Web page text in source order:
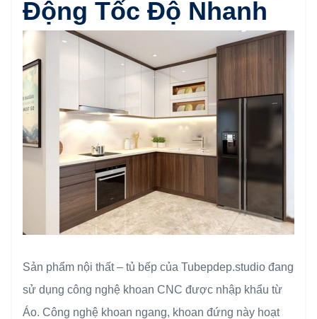
Động Tốc Độ Nhanh
Sản phẩm nội thất – tủ bếp của Tubepdep.studio đang
sử dụng công nghệ khoan CNC được nhập khẩu từ
Áo. Công nghệ khoan ngang, khoan đứng này hoạt